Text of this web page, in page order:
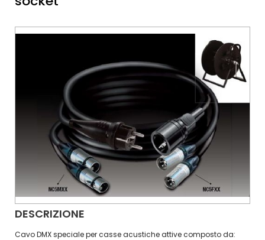
DESCRIZIONE
Cavo DMX speciale per casse acustiche attive composto da: